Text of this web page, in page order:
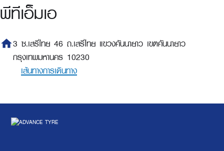
พีทีเอ็มเอ
home3 ซ.เสรีไทย 46 ถ.เสรีไทย แขวงคันนายาว เขตคันนายาว
กรุงเทพมหานคร 10230
เส้นทางการเดินทาง